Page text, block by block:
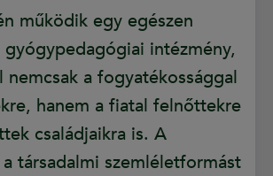
működik egy egészen
gyógypedagógiai intézmény,
nemcsak a fogyatékossággal
hanem a fiatal felnőttekre
családjaikra is. A
társadalmi szemléletformást